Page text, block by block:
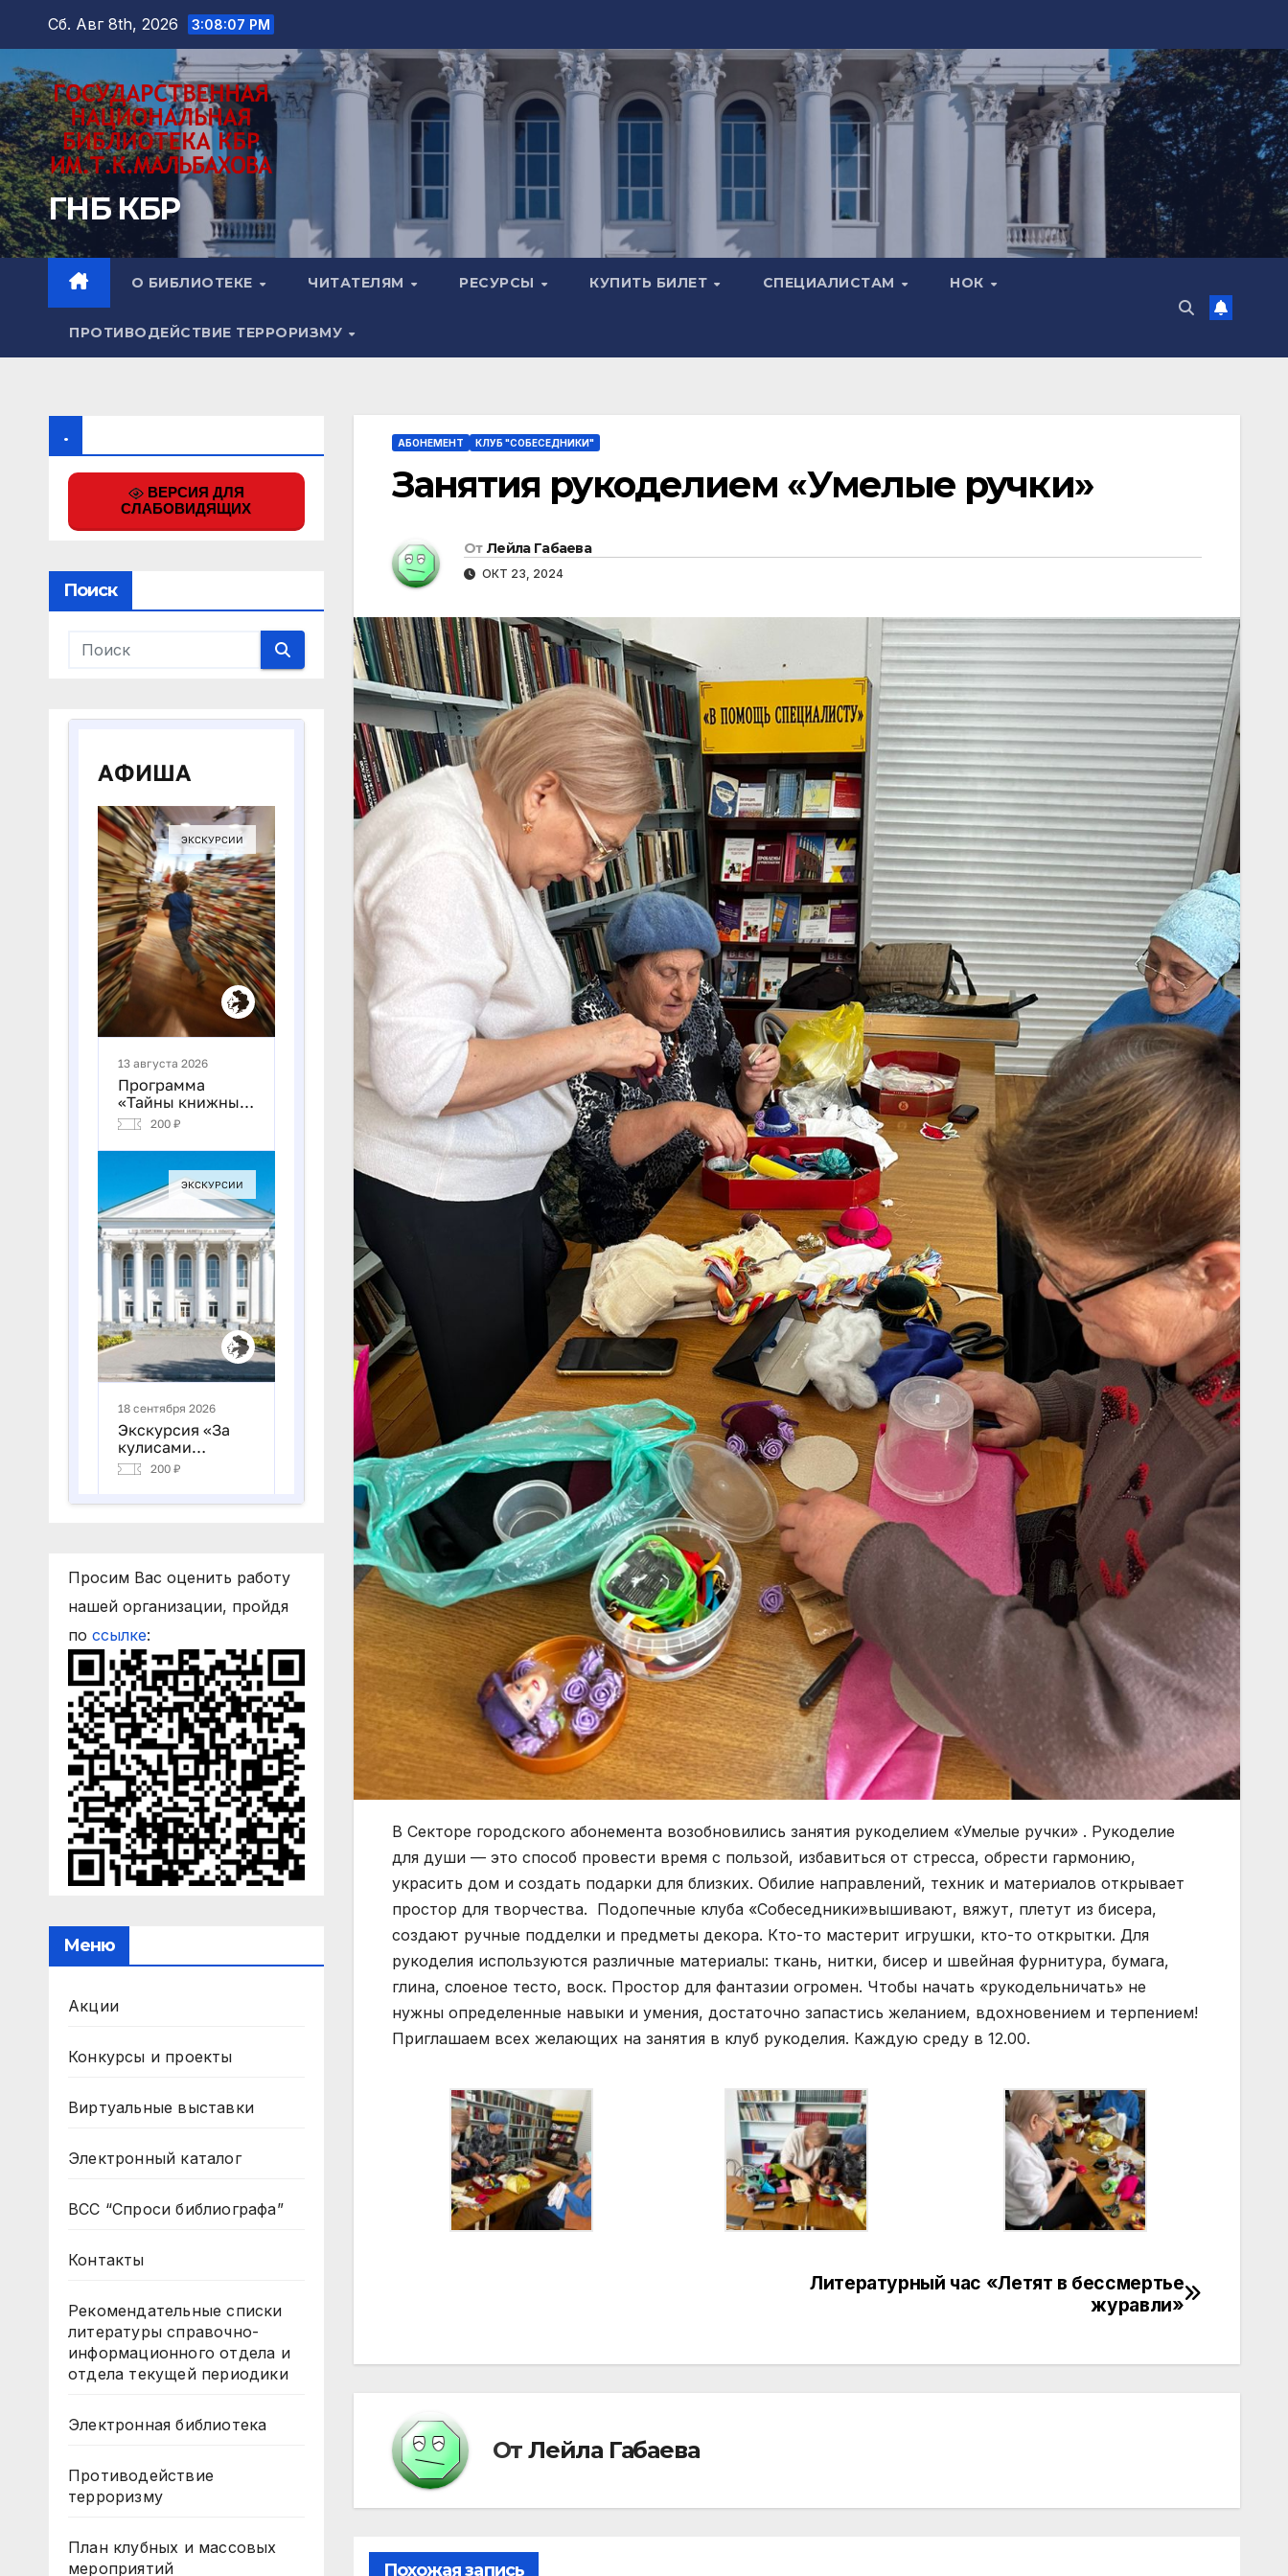
Перейти
содержимому
Сб. Авг 8th, 2026 3:08:09 PM
ГНБ КБР
О БИБЛИОТЕКЕ ЧИТАТЕЛЯМ РЕСУРСЫ КУПИТЬ БИЛЕТ СПЕЦИАЛИСТАМ НОК
ПРОТИВОДЕЙСТВИЕ ТЕРРОРИЗМУ
.
ВЕРСИЯ ДЛЯ
СЛАБОВИДЯЩИХ
Поиск
Просим Вас оценить работу
нашей организации, пройдя
по ссылке:
Меню
Акции
Конкурсы и проекты
Виртуальные выставки
Электронный каталог
ВСС “Спроси библиографа”
Контакты
Рекомендательные списки
литературы справочно-
информационного отдела и
отдела текущей периодики
Электронная библиотека
Противодействие
терроризму
План клубных и массовых
мероприятий
АБОНЕМЕНТ КЛУБ "СОБЕСЕДНИКИ"
Занятия рукоделием «Умелые ручки»
От Лейла Габаева
ОКТ 23, 2024
В Секторе городского абонемента возобновились занятия рукоделием «Умелые ручки» . Рукоделие
для души — это способ провести время с пользой, избавиться от стресса, обрести гармонию,
украсить дом и создать подарки для близких. Обилие направлений, техник и материалов открывает
простор для творчества. Подопечные клуба «Собеседники»вышивают, вяжут, плетут из бисера,
создают ручные подделки и предметы декора. Кто-то мастерит игрушки, кто-то открытки. Для
рукоделия используются различные материалы: ткань, нитки, бисер и швейная фурнитура, бумага,
глина, слоеное тесто, воск. Простор для фантазии огромен. Чтобы начать «рукодельничать» не
нужны определенные навыки и умения, достаточно запастись желанием, вдохновением и терпением!
Приглашаем всех желающих на занятия в клуб рукоделия. Каждую среду в 12.00.
записям
Литературный час «Летят в бессмертье
журавли»
От Лейла Габаева
Похожая запись